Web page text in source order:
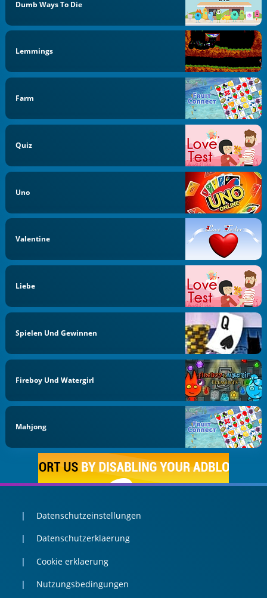
Dumb Ways To Die
Lemmings
Farm
Quiz
Uno
Valentine
Liebe
Spielen Und Gewinnen
Fireboy Und Watergirl
Mahjong
Datenschutzeinstellungen
Datenschutzerklaerung
Cookie erklaerung
Nutzungsbedingungen